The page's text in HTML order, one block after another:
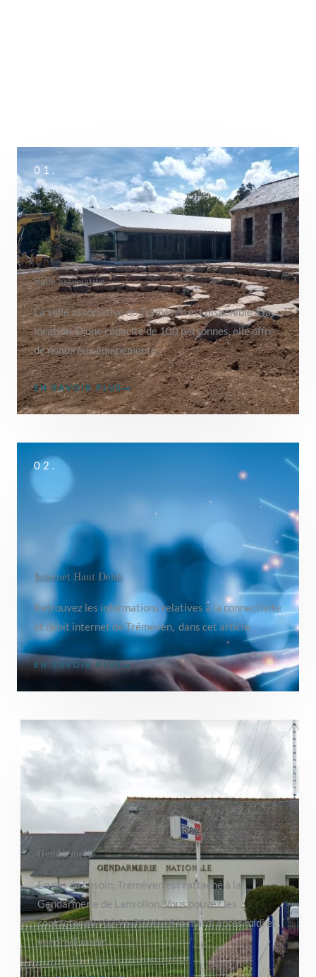
01.
Salle associative
La salle associative de Tréméven est disponible à la
location. D’une capacité de 100 personnes, elle offre
de nombreux équipements.
EN SAVOIR PLUS
02.
Internet Haut Débit
Retrouvez les informations relatives à la connectivité
et débit internet de Tréméven, dans cet article.
EN SAVOIR PLUS
03.
Gendarmerie
En cas de besoin, Tréméven est rattaché à la
Gendarmerie de Lanvollon. Vous pouvez les
contacter au : 02.96.70.00.18 le mardi après midi et
vendredi matin.